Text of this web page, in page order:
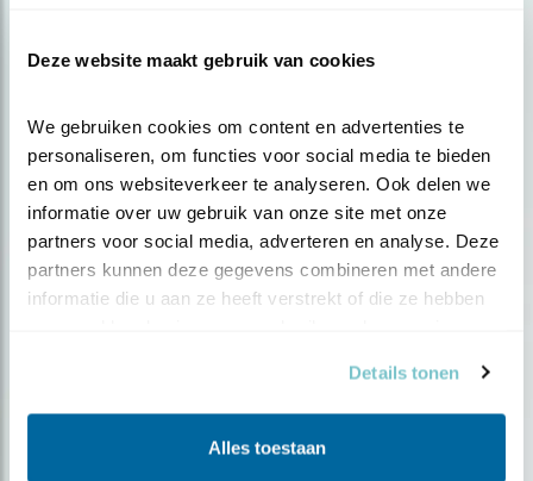
Deze website maakt gebruik van cookies
We gebruiken cookies om content en advertenties te
personaliseren, om functies voor social media te bieden
en om ons websiteverkeer te analyseren. Ook delen we
informatie over uw gebruik van onze site met onze
partners voor social media, adverteren en analyse. Deze
partners kunnen deze gegevens combineren met andere
informatie die u aan ze heeft verstrekt of die ze hebben
Details tonen
Alles toestaan